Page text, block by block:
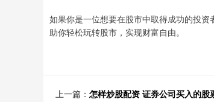
如果你是一位想要在股市中取得成功的投
助你轻松玩转股市，实现财富自由。
上一篇： 怎样炒股配资 证券公司买入的股